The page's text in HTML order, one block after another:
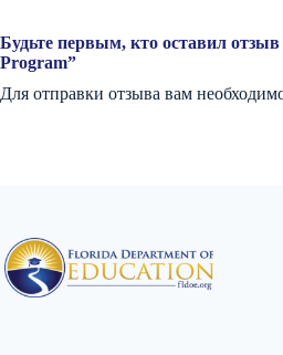
Будьте первым, кто оставил
Program”
Для отправки отзыва вам